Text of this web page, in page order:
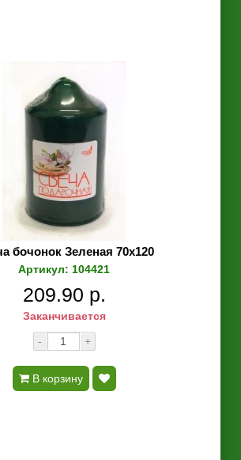
бочонок Зеленая 70х120
Артикул: 104421
209.90 р.
Заканчивается
-
+
В корзину